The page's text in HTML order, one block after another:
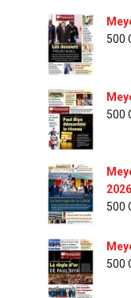
500
500
2026
500
500